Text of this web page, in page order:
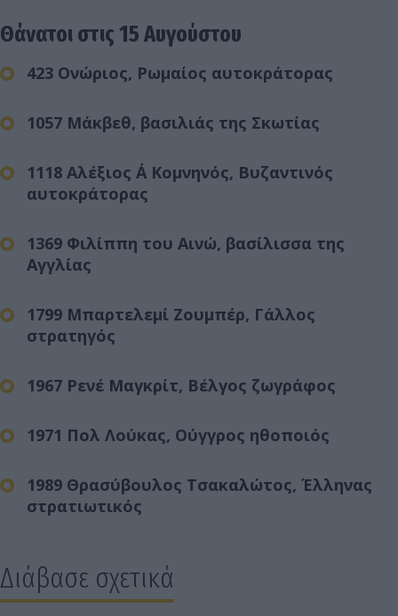
Θάνατοι στις 15 Αυγούστου
423 Ονώριος, Ρωμαίος αυτοκράτορας
1057 Μάκβεθ, βασιλιάς της Σκωτίας
1118 Αλέξιος Α΄ Κομνηνός, Βυζαντινός
αυτοκράτορας
1369 Φιλίππη του Αινώ, βασίλισσα της
Αγγλίας
1799 Μπαρτελεμί Ζουμπέρ, Γάλλος
στρατηγός
1967 Ρενέ Μαγκρίτ, Βέλγος ζωγράφος
1971 Πολ Λούκας, Ούγγρος ηθοποιός
1989 Θρασύβουλος Τσακαλώτος, Έλληνας
στρατιωτικός
Διάβασε σχετικά